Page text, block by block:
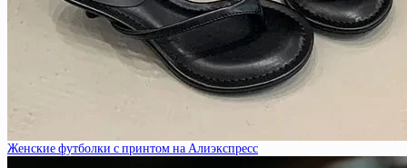
Женские футболки с принтом на Алиэкспресс